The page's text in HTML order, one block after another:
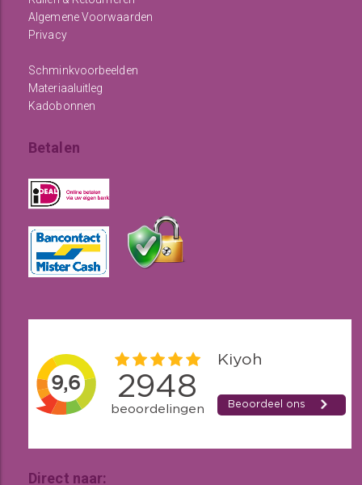
Algemene Voorwaarden
Privacy
Schminkvoorbeelden
Materiaaluitleg
Kadobonnen
Betalen
Direct naar: